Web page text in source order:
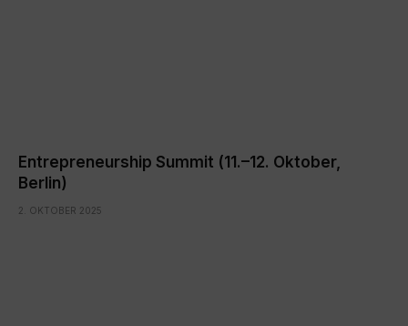
Entrepreneurship Summit (11.–12. Oktober,
Berlin)
2. OKTOBER 2025